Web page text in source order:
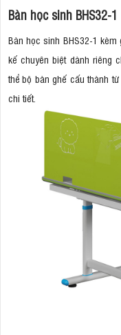
Bàn học sinh BHS32-
Bàn học sinh BHS32-1
kế chuyên biệt dành riêng
thể bộ bàn ghế cấu thành
chi tiết.